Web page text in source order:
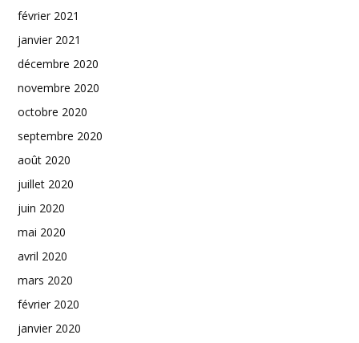
février 2021
janvier 2021
décembre 2020
novembre 2020
octobre 2020
septembre 2020
août 2020
juillet 2020
juin 2020
mai 2020
avril 2020
mars 2020
février 2020
janvier 2020